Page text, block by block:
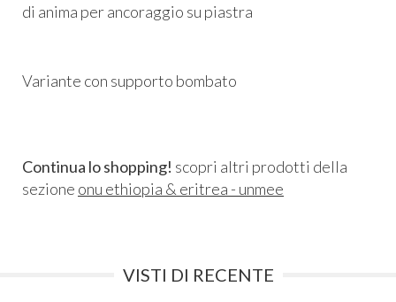
di anima per ancoraggio su piastra
Variante con supporto bombato
Continua lo shopping! scopri altri prodotti della
sezione onu ethiopia & eritrea - unmee
VISTI DI RECENTE